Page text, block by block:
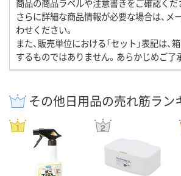
商品の商品ラベルや注意書きをご確認くだ
さらに詳細な商品情報が必要な場合は、メ
わせください。
また、販売単位における「セット」表記は
するものではありません。あらかじめご了
その他日用品の売れ筋ラン